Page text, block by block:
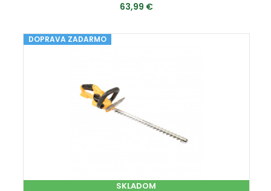
63,99 €
PRIDAŤ DO KOŠÍKA
DOPRAVA ZADARMO
SKLADOM